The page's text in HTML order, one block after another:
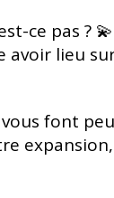
ce pas ? 💫
avoir lieu
font